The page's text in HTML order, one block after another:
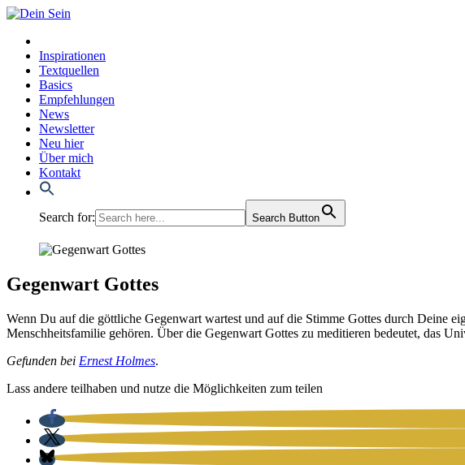
Inspirationen
Textquellen
Basics
Empfehlungen
News
Newsletter
Neu hier
Über mich
Kontakt
Search for: Search Button
Gegenwart Gottes
Wenn Du auf die gött­li­che Gegen­wart war­test und auf die Stim­me Got­tes durch Dei­ne
Mensch­heits­fa­mi­lie gehö­ren. Über die Gegen­wart Got­tes zu medi­tie­ren bedeu­tet, das
Gefun­den bei Ernest Hol­mes.
Lass ande­re teil­ha­ben und nut­ze die Mög­lich­kei­ten zum tei­len